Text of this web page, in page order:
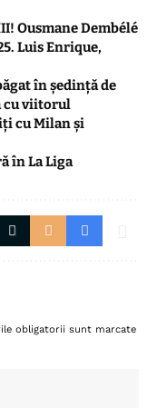
Ousmane Dembélé
Luis Enrique,
în ședință de
cu viitorul
cu Milan și
în La Liga
obligatorii sunt marcate